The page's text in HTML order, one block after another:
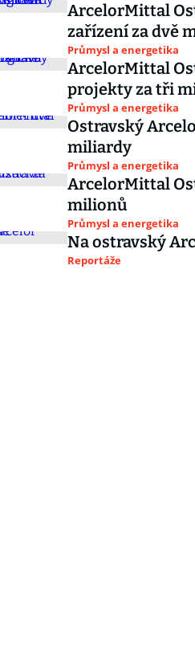
ArcelorMittal
zařízení za dvě
Průmysl a energetika
ArcelorMittal
projekty za tři
Průmysl a energetika
Ostravský
miliardy
Průmysl a energetika
ArcelorMittal
milionů
Průmysl a energetika
Na ostravský
Reportáže